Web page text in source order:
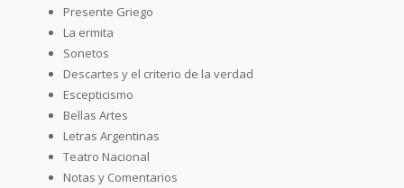
Presente Griego
La ermita
Sonetos
Descartes y el criterio de la verdad
Escepticismo
Bellas Artes
Letras Argentinas
Teatro Nacional
Notas y Comentarios